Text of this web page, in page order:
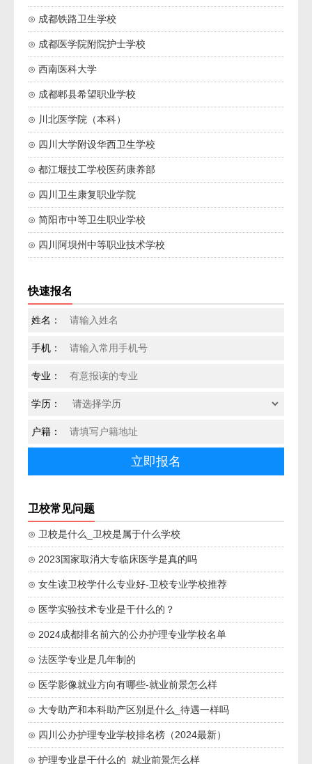
⊙ 成都铁路卫生学校
⊙ 成都医学院附院护士学校
⊙ 西南医科大学
⊙ 成都郫县希望职业学校
⊙ 川北医学院（本科）
⊙ 四川大学附设华西卫生学校
⊙ 都江堰技工学校医药康养部
⊙ 四川卫生康复职业学院
⊙ 简阳市中等卫生职业学校
⊙ 四川阿坝州中等职业技术学校
快速报名
姓名：
手机：
专业：
学历：
户籍：
卫校常见问题
⊙ 卫校是什么_卫校是属于什么学校
⊙ 2023国家取消大专临床医学是真的吗
⊙ 女生读卫校学什么专业好-卫校专业学校推荐
⊙ 医学实验技术专业是干什么的？
⊙ 2024成都排名前六的公办护理专业学校名单
⊙ 法医学专业是几年制的
⊙ 医学影像就业方向有哪些-就业前景怎么样
⊙ 大专助产和本科助产区别是什么_待遇一样吗
⊙ 四川公办护理专业学校排名榜（2024最新）
⊙ 护理专业是干什么的_就业前景怎么样